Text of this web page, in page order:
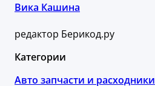
Вика Кашина
редактор Берикод.ру
Категории
Авто запчасти и расходники